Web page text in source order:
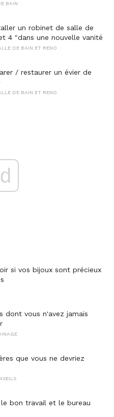
BAIN
un robinet de salle de
4 "dans une nouvelle vanité
DE BAIN ET RENO
/ restaurer un évier de
DE BAIN ET RENO
si vos bijoux sont précieux
dont vous n'avez jamais
que vous ne devriez
bon travail et le bureau